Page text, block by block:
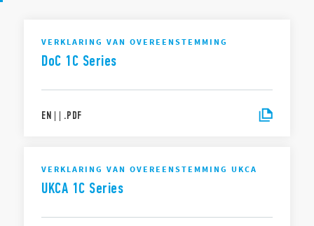
VERKLARING VAN OVEREENSTEMMING
DoC 1C Series
EN | | .PDF
VERKLARING VAN OVEREENSTEMMING UKCA
UKCA 1C Series